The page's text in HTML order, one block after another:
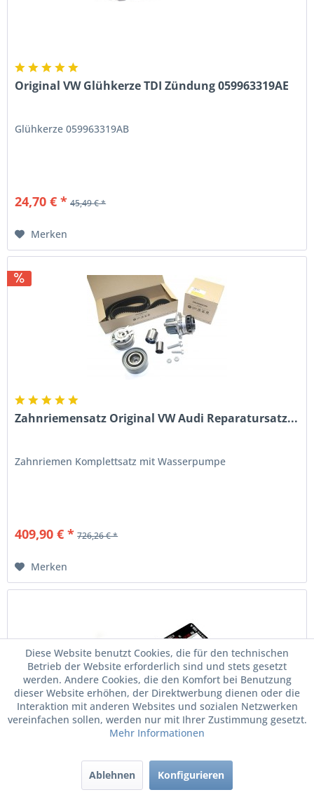
Original VW Glühkerze TDI Zündung 059963319AE
Glühkerze 059963319AB
24,70 € * 45,49 € *
Merken
Zahnriemensatz Original VW Audi Reparatursatz...
Zahnriemen Komplettsatz mit Wasserpumpe
409,90 € * 726,26 € *
Merken
Diese Website benutzt Cookies, die für den technischen
Betrieb der Website erforderlich sind und stets gesetzt
werden. Andere Cookies, die den Komfort bei Benutzung
dieser Website erhöhen, der Direktwerbung dienen oder die
Interaktion mit anderen Websites und sozialen Netzwerken
vereinfachen sollen, werden nur mit Ihrer Zustimmung gesetzt.
Mehr Informationen
Ablehnen Konfigurieren